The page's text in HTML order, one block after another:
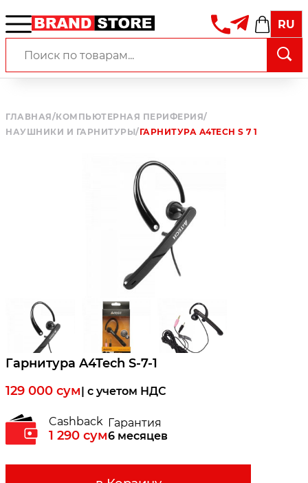
RU
ГЛАВНАЯ/КОМПЬЮТЕРНАЯ ПЕРИФЕРИЯ/
НАУШНИКИ И ГАРНИТУРЫ/ГАРНИТУРА A4TECH S 7 1
Гарнитура A4Tech S-7-1
129 000 сум| c учетом НДС
Cashback
1 290 сум
Гарантия
6 месяцев